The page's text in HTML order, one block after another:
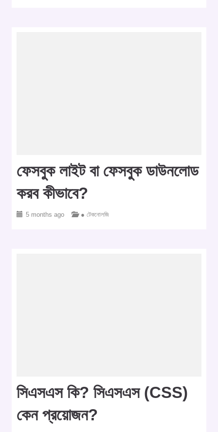
ফেসবুক লাইট বা ফেসবুক ডাউনলোড
করব কীভাবে?
5 months ago ● টেকনোলজি
সিএসএস কি? সিএসএস (CSS)
কেন প্রয়োজন?